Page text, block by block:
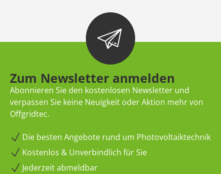
Zum Newsletter anmelden
Abonnieren Sie den kostenlosen Newsletter und
verpassen Sie keine Neuigkeit oder Aktion mehr von
Offgridtec.
Die besten Angebote rund um Photovoltaiktechnik
Kostenlos & Unverbindlich für Sie
Jederzeit abmeldbar